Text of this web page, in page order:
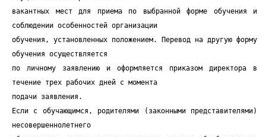
вакантных мест для приема по выбранной форме обучения и
соблюдении особенностей организации
обучения, установленных положением. Перевод на другую форму
обучения осуществляется
по личному заявлению и оформляется приказом директора в
течение трех рабочих дней с момента
подачи заявления.
Если с обучающимся, родителями (законными представителями)
несовершеннолетнего